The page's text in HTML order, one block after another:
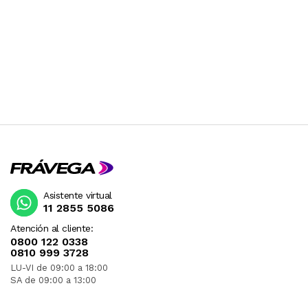
Atención al cliente:
0800 122 0338
0810 999 3728
LU-VI de 09:00 a 18:00
SA de 09:00 a 13:00
Asistente virtual
11 2855 5086